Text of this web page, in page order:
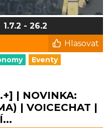
1.7.2 - 26.2
Hlasovat
Eventy
| NOVINKA:
| VOICECHAT |